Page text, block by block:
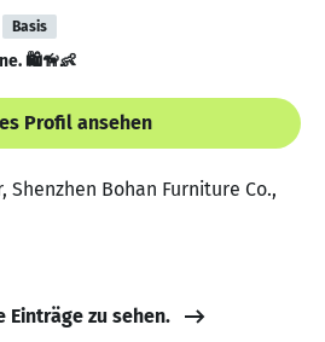
Basis
🛍🦮👶
Profil ansehen
Shenzhen Bohan Furniture Co.,
Einträge zu sehen.